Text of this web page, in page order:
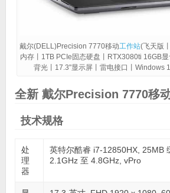
戴尔(DELL)Precision 7770移动工作站(飞天版
内存丨1TB PCIe固态硬盘丨RTX3080ti 16GB显
背光丨17.3"显示屏丨雷电接口丨Windows
全新 戴尔Precision 7770移
技术规格
处
理
器
英特尔酷睿 i7-12850HX, 25MB
2.1GHz 至 4.8GHz, vPro